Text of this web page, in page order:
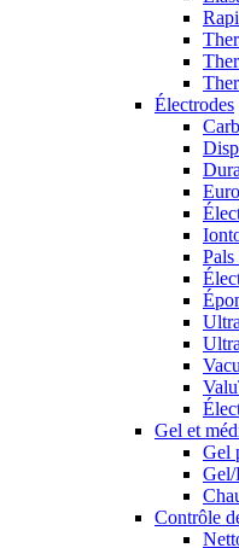
Électrodes
Gel et
Gel
Gel/
Contrôle